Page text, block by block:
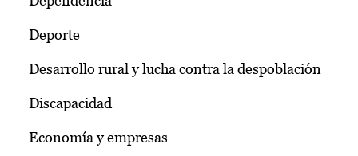
Deporte
Desarrollo rural y lucha contra la despoblación
Discapacidad
Economía y empresas